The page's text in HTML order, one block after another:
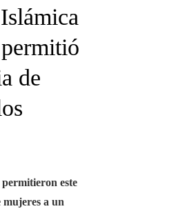
de
permitieron este
mujeres a un